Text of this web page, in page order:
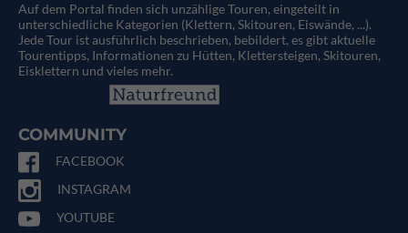
Auf dem Portal finden sich unzählige Touren, eingeteilt in
unterschiedliche Kategorien (Klettern, Skitouren, Eiswände, ...).
Jede Tour ist ausführlich beschrieben, bebildert, es gibt aktuelle
Tourentipps, Informationen zu Hütten, Klettersteigen, Skitouren,
Eisklettern und vieles mehr.
COMMUNITY
FACEBOOK
INSTAGRAM
YOUTUBE